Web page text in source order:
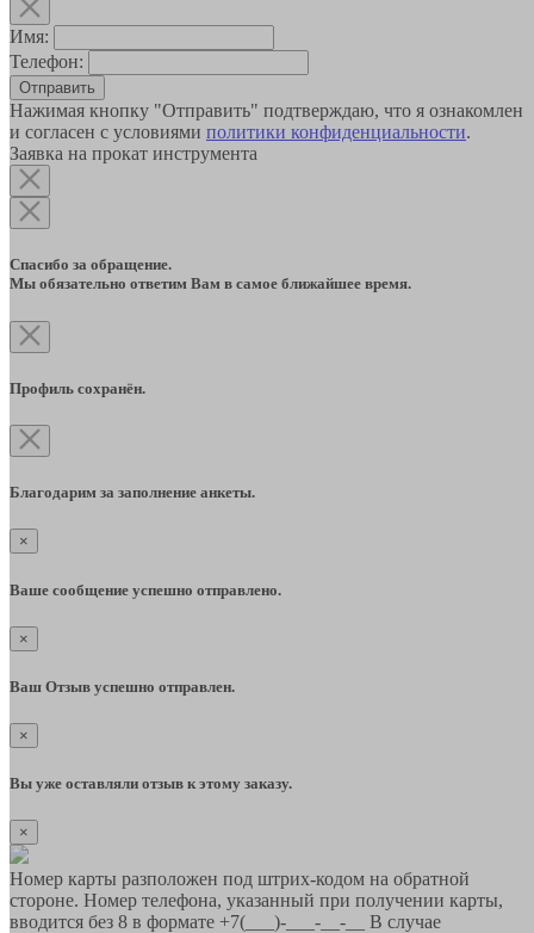
Имя:
Телефон:
Отправить
Нажимая кнопку "Отправить" подтверждаю, что я ознакомлен
и согласен с условиями политики конфиденциальности.
Заявка на прокат инструмента
Спасибо за обращение.
Мы обязательно ответим Вам в самое ближайшее время.
Профиль сохранён.
Благодарим за заполнение анкеты.
×
Ваше сообщение успешно отправлено.
×
Ваш Отзыв успешно отправлен.
×
Вы уже оставляли отзыв к этому заказу.
×
Номер карты разположен под штрих-кодом на обратной
стороне. Номер телефона, указанный при получении карты,
вводится без 8 в формате +7(___)-___-__-__ В случае